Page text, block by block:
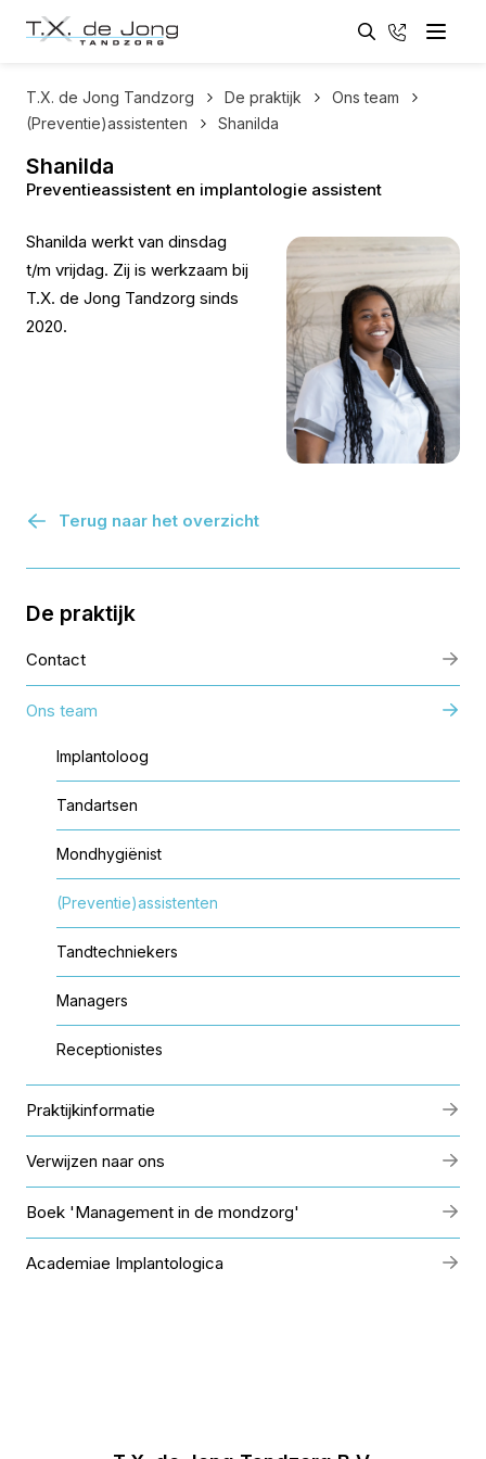
Menu
Zoeken 033 -
T.X. de Jong Tandzorg De praktijk
Ons team
(Preventie)assistenten
Shanilda
Shanilda
Preventieassistent en implantologie assistent
Shanilda werkt van dinsdag
t/m vrijdag. Zij is werkzaam bij
T.X. de Jong Tandzorg sinds
2020.
Terug naar het overzicht
De praktijk
Contact
Ons team
Implantoloog
Tandartsen
Mondhygiënist
(Preventie)assistenten
Tandtechniekers
Managers
Receptionistes
Praktijkinformatie
Verwijzen naar ons
Boek 'Management in de mondzorg'
Academiae Implantologica